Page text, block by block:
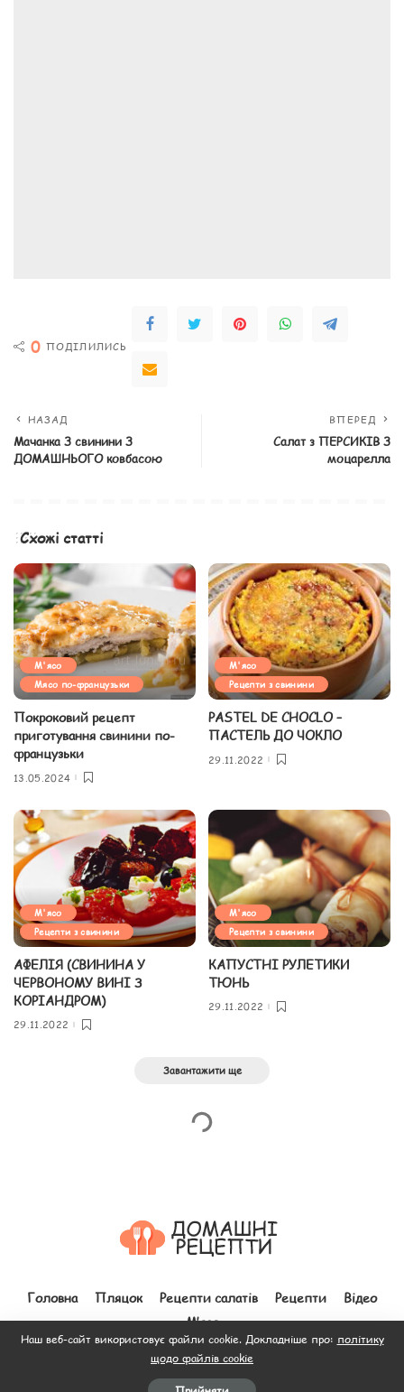
0 ПОДІЛИЛИСЬ
НАЗАД
Мачанка З свинини З
ДОМАШНЬОГО ковбасою
ВПЕРЕД
Салат з ПЕРСИКІВ З
моцарелла
Схожі статті
М'ясо
Мясо по-французьки
Покроковий рецепт
приготування свинини по-
французьки
13.05.2024
М'ясо
Рецепти з свинини
PASTEL DE CHOCLO –
ПАСТЕЛЬ ДО ЧОКЛО
29.11.2022
М'ясо
Рецепти з свинини
АФЕЛІЯ (СВИНИНА У
ЧЕРВОНОМУ ВИНІ З
КОРІАНДРОМ)
29.11.2022
М'ясо
Рецепти з свинини
КАПУСТНІ РУЛЕТИКИ
ТЮНЬ
29.11.2022
Завантажити ще
Головна Пляцок Рецепти салатів Рецепти
Відео
М’ясо
© 2012–2026 Всі права захищено. Зроблено з
Наш веб-сайт використовує файли cookie. Докладніше про: політику
щодо файлів cookie